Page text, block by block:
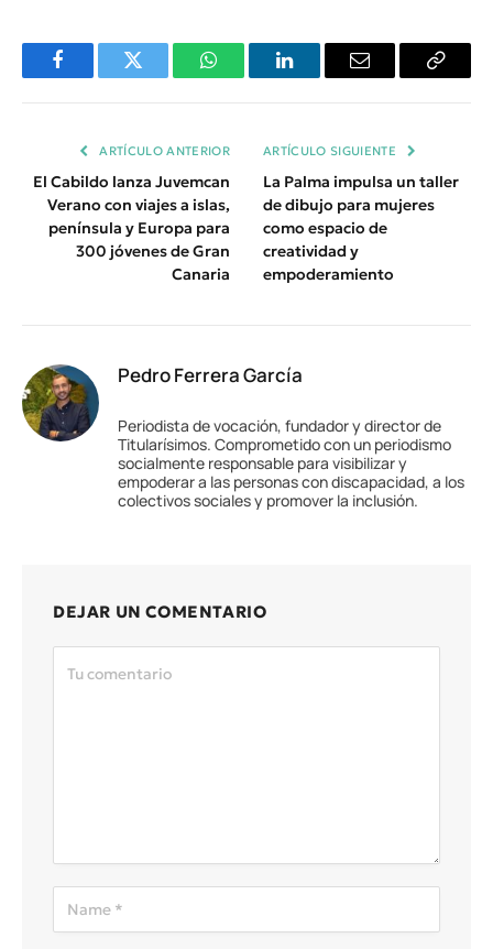
FacebookTwitter WhatsAppLinkedInEmail
Copiar
ARTÍCULO ANTERIOR
El Cabildo lanza Juvemcan
Verano con viajes a islas,
península y Europa para
300 jóvenes de Gran
Canaria
ARTÍCULO SIGUIENTE
La Palma impulsa un taller
de dibujo para mujeres
como espacio de
creatividad y
empoderamiento
Pedro Ferrera García
Periodista de vocación, fundador y director de
Titularísimos. Comprometido con un periodismo
socialmente responsable para visibilizar y
empoderar a las personas con discapacidad, a los
colectivos sociales y promover la inclusión.
DEJAR UN COMENTARIO